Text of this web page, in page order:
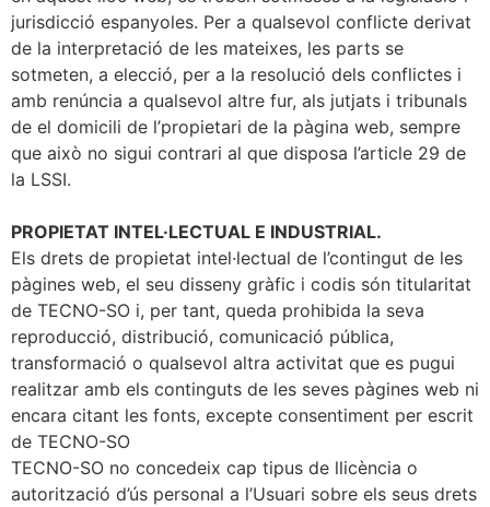
jurisdicció espanyoles. Per a qualsevol conflicte derivat
de la interpretació de les mateixes, les parts se
sotmeten, a elecció, per a la resolució dels conflictes i
amb renúncia a qualsevol altre fur, als jutjats i tribunals
de el domicili de l’propietari de la pàgina web, sempre
que això no sigui contrari al que disposa l’article 29 de
la LSSI.
PROPIETAT INTEL·LECTUAL E INDUSTRIAL.
Els drets de propietat intel·lectual de l’contingut de les
pàgines web, el seu disseny gràfic i codis són titularitat
de TECNO-SO i, per tant, queda prohibida la seva
reproducció, distribució, comunicació pública,
transformació o qualsevol altra activitat que es pugui
realitzar amb els continguts de les seves pàgines web ni
encara citant les fonts, excepte consentiment per escrit
de TECNO-SO
TECNO-SO no concedeix cap tipus de llicència o
autorització d’ús personal a l’Usuari sobre els seus drets